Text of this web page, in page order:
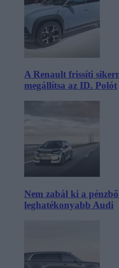
A Renault frissíti
megállítsa az ID. Polót
Nem zabál ki a
leghatékonyabb Audi